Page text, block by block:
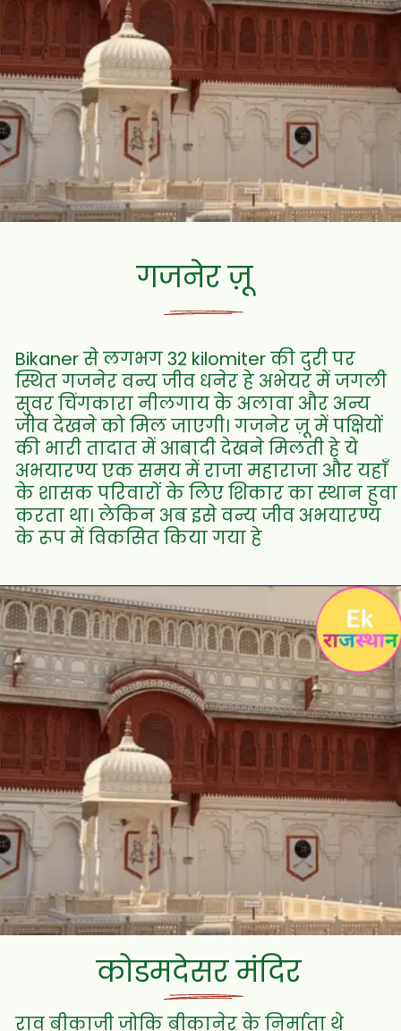
गजनेर ज़ू
Bikaner से लगभग 32 kilomiter की दुरी पर
स्थित गजनेर वन्य जीव धनेर हे अभेयर में जगली
सुवर चिंगकारा नीलगाय के अलावा और अन्य
जीव देखने को मिल जाएगी। गजनेर ज़ू में पक्षियों
की भारी तादात में आबादी देखने मिलती हे ये
अभयारण्य एक समय में राजा महाराजा और यहाँ
के शासक परिवारों के लिए शिकार का स्थान हुवा
करता था। लेकिन अब इसे वन्य जीव अभयारण्य
के रूप में विकसित किया गया हे
कोडमदेसर मंदिर
राव बीकाजी जोकि बीकानेर के निर्माता थे